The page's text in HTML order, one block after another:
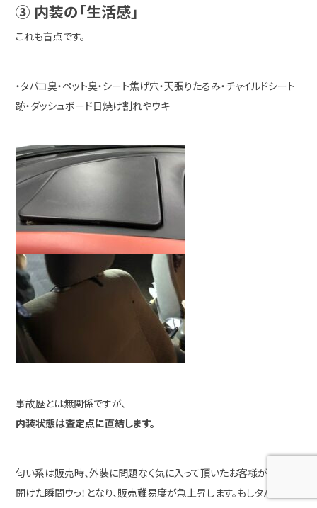
③ 内装の「生活感」
これも盲点です。
・タバコ臭・ペット臭・シート焦げ穴・天張りたるみ・チャイルドシート
跡・ダッシュボード日焼け割れやウキ
事故歴とは無関係ですが、
内装状態は査定点に直結します。
匂い系は販売時、外装に問題なく気に入って頂いたお客様がドアを
開けた瞬間ウっ！となり、販売難易度が急上昇します。もしタバコの匂